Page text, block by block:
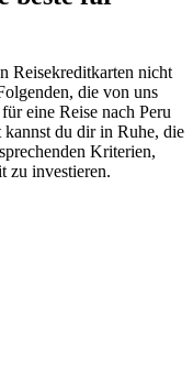
Reisekreditkarten nicht
die von uns
eine Reise nach Peru
kannst du dir in Ruhe, die
Kriterien,
zu investieren.